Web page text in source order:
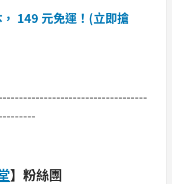
149 元免運！(立即搶
】粉絲團